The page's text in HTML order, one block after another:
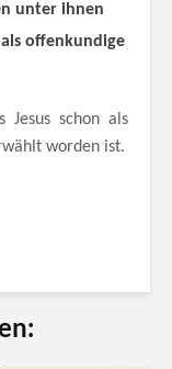
unter ihnen
offenkundige
Jesus schon als
worden ist.